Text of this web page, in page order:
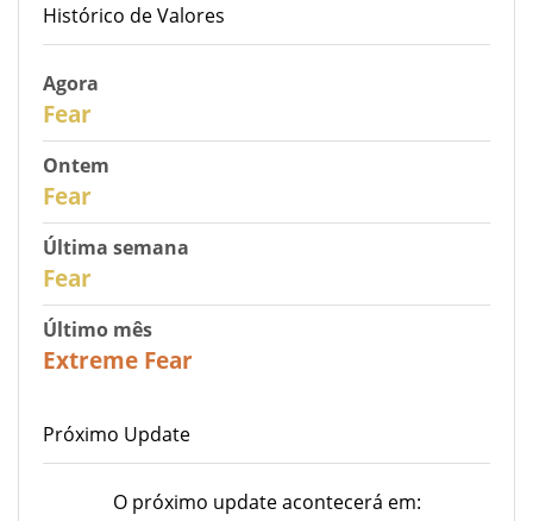
Histórico de Valores
Agora
Fear
Ontem
Fear
Última semana
Fear
Último mês
Extreme Fear
Próximo Update
O próximo update acontecerá em: